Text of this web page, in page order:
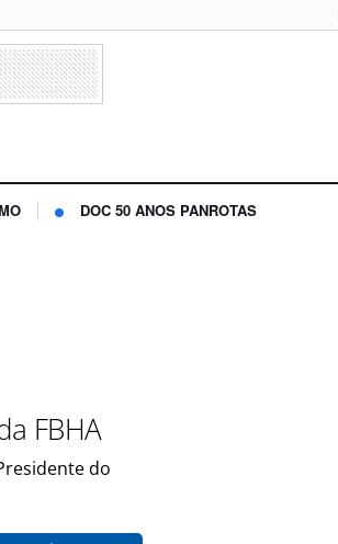
DOC 50 ANOS PANROTAS
FBHA
do